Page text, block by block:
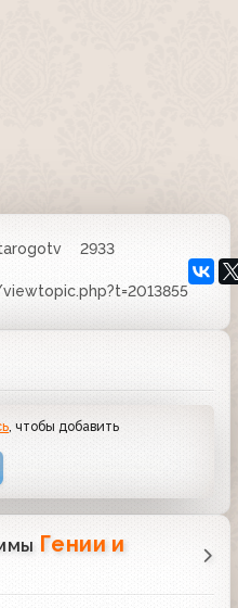
2933
, чтобы добавить
Гении и